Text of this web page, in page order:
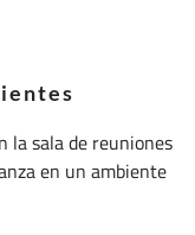
la sala de reuniones
en un ambiente